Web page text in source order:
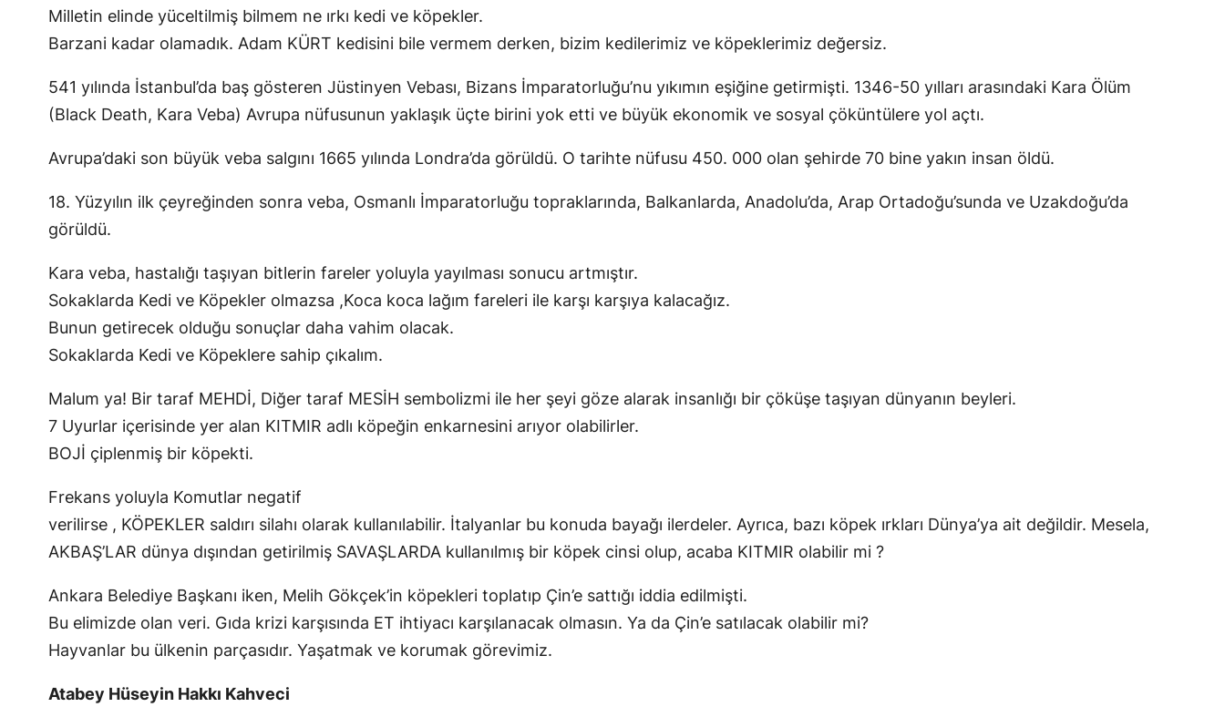
Milletin elinde yüceltilmiş bilmem ne ırkı kedi ve köpekler.
Barzani kadar olamadık. Adam KÜRT kedisini bile vermem derken, bizim kedilerimiz ve köpeklerimiz değersiz.
541 yılında İstanbul’da baş gösteren Jüstinyen Vebası, Bizans İmparatorluğu’nu yıkımın eşiğine getirmişti. 1346-50 yılları arasındaki Kara Ölüm
(Black Death, Kara Veba) Avrupa nüfusunun yaklaşık üçte birini yok etti ve büyük ekonomik ve sosyal çöküntülere yol açtı.
Avrupa’daki son büyük veba salgını 1665 yılında Londra’da görüldü. O tarihte nüfusu 450. 000 olan şehirde 70 bine yakın insan öldü.
18. Yüzyılın ilk çeyreğinden sonra veba, Osmanlı İmparatorluğu topraklarında, Balkanlarda, Anadolu’da, Arap Ortadoğu’sunda ve Uzakdoğu’da
görüldü.
Kara veba, hastalığı taşıyan bitlerin fareler yoluyla yayılması sonucu artmıştır.
Sokaklarda Kedi ve Köpekler olmazsa ,Koca koca lağım fareleri ile karşı karşıya kalacağız.
Bunun getirecek olduğu sonuçlar daha vahim olacak.
Sokaklarda Kedi ve Köpeklere sahip çıkalım.
Malum ya! Bir taraf MEHDİ, Diğer taraf MESİH sembolizmi ile her şeyi göze alarak insanlığı bir çöküşe taşıyan dünyanın beyleri.
7 Uyurlar içerisinde yer alan KITMIR adlı köpeğin enkarnesini arıyor olabilirler.
BOJİ çiplenmiş bir köpekti.
Frekans yoluyla Komutlar negatif
verilirse , KÖPEKLER saldırı silahı olarak kullanılabilir. İtalyanlar bu konuda bayağı ilerdeler. Ayrıca, bazı köpek ırkları Dünya’ya ait değildir. Mesela,
AKBAŞ’LAR dünya dışından getirilmiş SAVAŞLARDA kullanılmış bir köpek cinsi olup, acaba KITMIR olabilir mi ?
Ankara Belediye Başkanı iken, Melih Gökçek’in köpekleri toplatıp Çin’e sattığı iddia edilmişti.
Bu elimizde olan veri. Gıda krizi karşısında ET ihtiyacı karşılanacak olmasın. Ya da Çin’e satılacak olabilir mi?
Hayvanlar bu ülkenin parçasıdır. Yaşatmak ve korumak görevimiz.
Atabey Hüseyin Hakkı Kahveci